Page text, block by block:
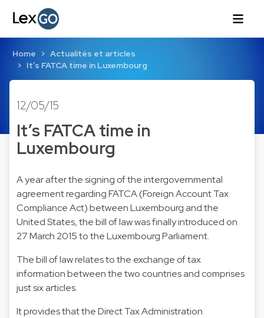
Home
Actualités et articles
It’s FATCA time in Luxembourg
12/05/15
It’s FATCA time in
Luxembourg
A year after the signing of the intergovernmental
agreement regarding FATCA (Foreign Account Tax
Compliance Act) between Luxembourg and the
United States, the bill of law was finally introduced on
27 March 2015 to the Luxembourg Parliament.
The bill of law relates to the exchange of tax
information between the two countries and comprises
just six articles.
It provides that the Direct Tax Administration